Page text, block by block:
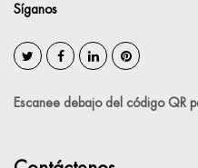
Síganos
Escanee debajo del código QR